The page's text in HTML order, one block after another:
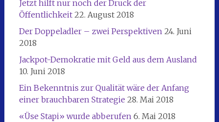
Jetzt hilft nur noch der Druck der
Öffentlichkeit 22. August 2018
Der Doppeladler – zwei Perspektiven 24. Juni
2018
Jackpot-Demokratie mit Geld aus dem Ausland
10. Juni 2018
Ein Bekenntnis zur Qualität wäre der Anfang
einer brauchbaren Strategie 28. Mai 2018
«Üse Stapi» wurde abberufen 6. Mai 2018